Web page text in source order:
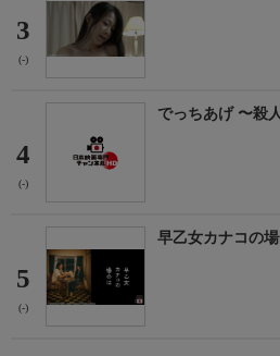
3
(-)
4
(-)
でっちあげ 〜殺
5
(-)
早乙女カナコの